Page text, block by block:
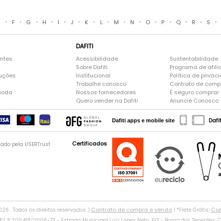
• F • G • H • I • J • K • L • M • N • O • P • Q • R • S •
DAFITI
Acessibilidade
Sobre Dafiti
Institucional
Trabalhe conosco
Nossos fornecedores
Quero vender na Dafiti
Sustentabilidade
Programa de
Política de
Contrato de
É seguro comprar
Anuncie Conosco
Dafiti apps e mobile site
pela USERTrust Certificados
. Todos os direitos reservados. | Contrato de compra e venda | *Frete Grátis: